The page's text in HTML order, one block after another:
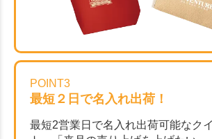
POINT3
最短２日で名入れ出荷！
最短2営業日で名入れ出荷可能なク